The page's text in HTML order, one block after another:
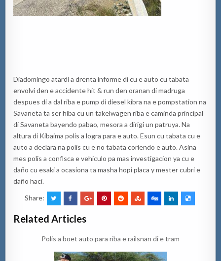
Diadomingo atardi a drenta informe di cu e auto cu tabata
envolvi den e accidente hit & run den oranan di madruga
despues di a dal riba e pump di diesel kibra na e pompstation na
Savaneta ta ser hiba cu un takelwagen riba e caminda principal
di Savaneta bayendo pabao, mesora a dirigi un patruya. Na
altura di Kibaima polis a logra para e auto. Esun cu tabata cu e
auto a declara na polis cu e no tabata coriendo e auto. Asina
mes polis a confisca e vehiculo pa mas investigacion ya cu e
daño cu esaki a ocasiona ta masha hopi placa y mester cubri e
daño haci.
Share:
Related Articles
Polis a boet auto para riba e railsnan di e tram